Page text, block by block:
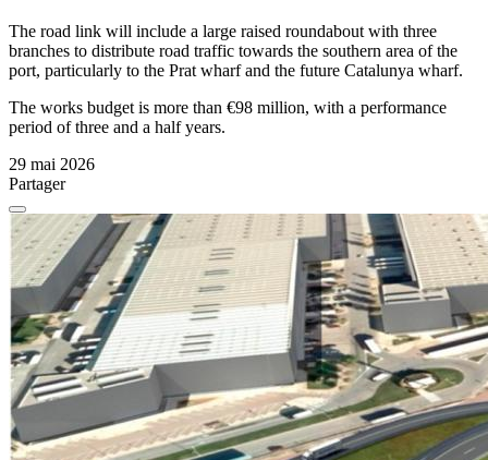
The road link will include a large raised roundabout with three
branches to distribute road traffic towards the southern area of the
port, particularly to the Prat wharf and the future Catalunya wharf.
The works budget is more than €98 million, with a performance
period of three and a half years.
29 mai 2026
Partager